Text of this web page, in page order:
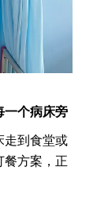
一个病床旁
走到食堂或
餐方案，正